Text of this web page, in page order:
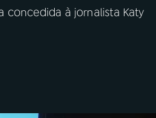
concedida à jornalista Katy